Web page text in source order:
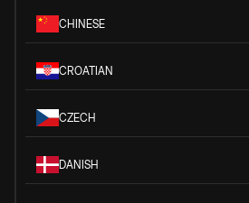
CHINESE
CROATIAN
CZECH
DANISH